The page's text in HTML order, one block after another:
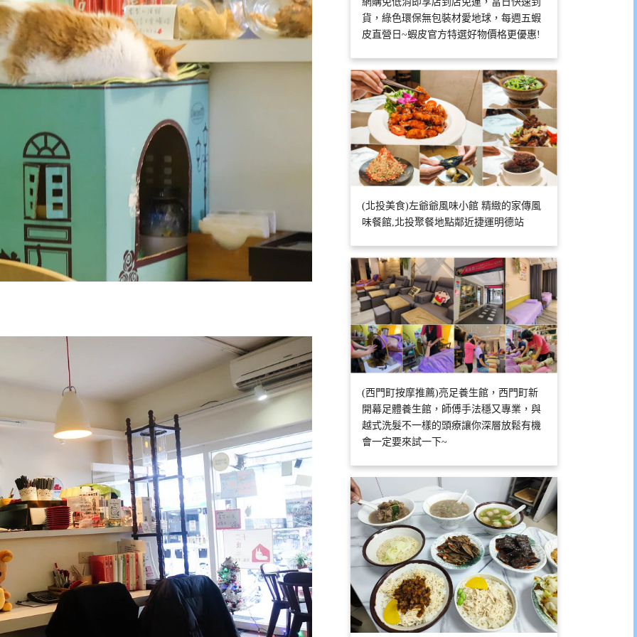
貨，綠色環保無包裝材愛地球，每週五蝦
皮直營日~蝦皮官方特選好物價格更優惠!
(北投美食)左爺爺風味小館 精緻的家傳風
味餐館,北投聚餐地點鄰近捷運明德站
(西門町按摩推薦)亮足養生館，西門町新
開幕足體養生館，師傅手法穩又專業，與
越式洗髮不一樣的頭療讓你深層放鬆有機
會一定要來試一下~